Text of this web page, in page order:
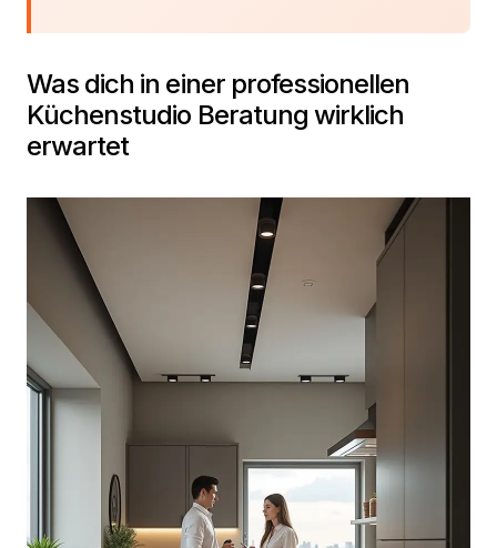
Was dich in einer professionellen
Küchenstudio Beratung wirklich
erwartet